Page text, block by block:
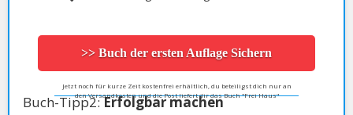
>> Buch der ersten Auflage Sichern
Jetzt noch für kurze Zeit kostenfrei erhältlich, du beteiligst dich nur an
den Versandkosten und die Post liefert dir das Buch "Frei Haus"
Buch-Tipp2:Erfolgbar machen